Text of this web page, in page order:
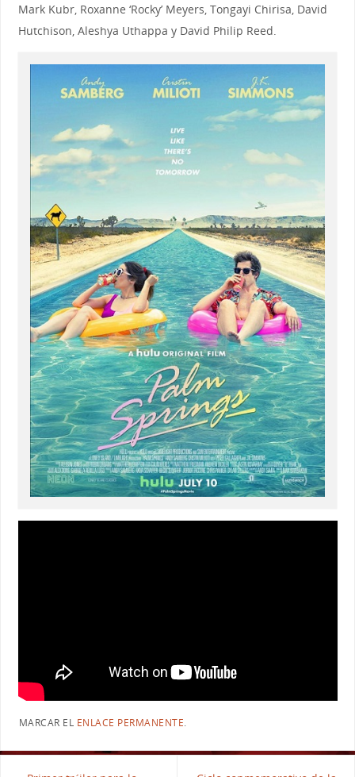
Mark Kubr, Roxanne ‘Rocky’ Meyers, Tongayi Chirisa, David
Hutchison, Aleshya Uthappa y David Philip Reed.
MARCAR EL ENLACE PERMANENTE.